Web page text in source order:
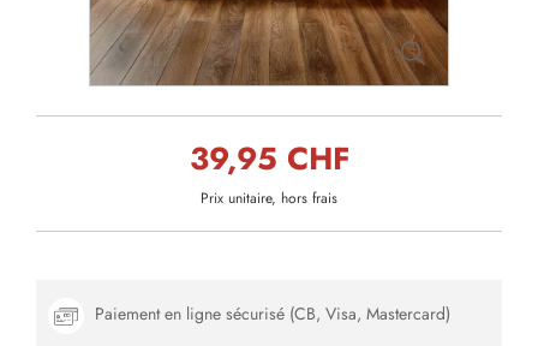
39,95 CHF
Prix unitaire, hors frais
Paiement en ligne sécurisé (CB, Visa, Mastercard)